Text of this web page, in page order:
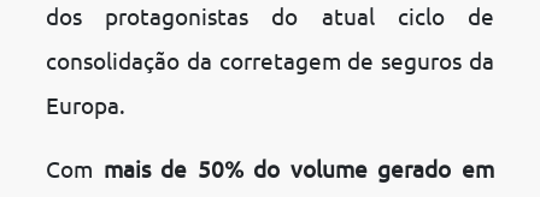
dos protagonistas do atual ciclo de
consolidação da corretagem de seguros da
Europa.
Com mais de 50% do volume gerado em